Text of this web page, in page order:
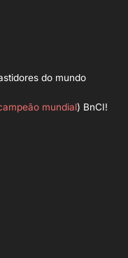
do mundo
mundial) BnCI!